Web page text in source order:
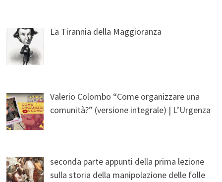
La Tirannia della Maggioranza
Valerio Colombo “Come organizzare una
comunità?” (versione integrale) | L’Urgenza
seconda parte appunti della prima lezione
sulla storia della manipolazione delle folle